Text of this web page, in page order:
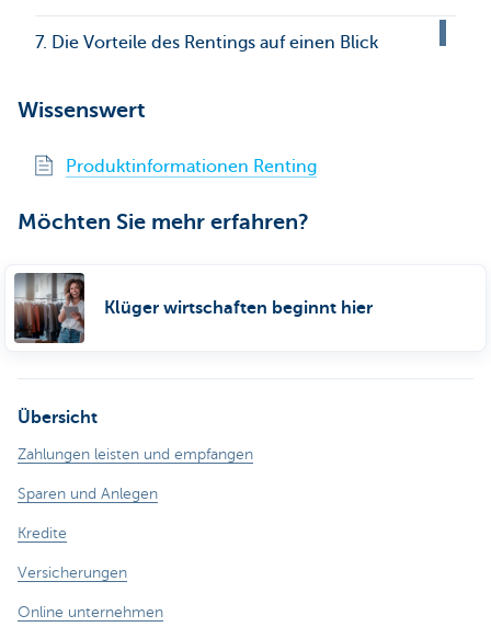
7. Die Vorteile des Rentings auf einen Blick
Wissenswert
Produktinformationen Renting
Möchten Sie mehr erfahren?
Klüger wirtschaften beginnt hier
Übersicht
Zahlungen leisten und empfangen
Sparen und Anlegen
Kredite
Versicherungen
Online unternehmen